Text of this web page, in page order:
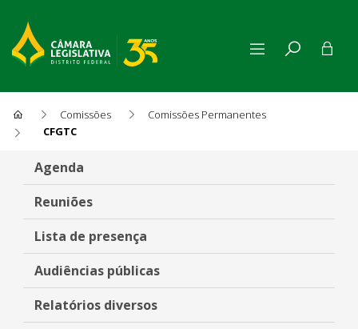
Comissões
Comissões Permanentes
CFGTC
Comissão de Fiscalização,
Agenda
Reuniões
Lista de presença
Audiências públicas
Relatórios diversos